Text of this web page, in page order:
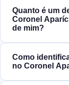
Quanto é um
Coronel
de mim?
Como
no Coronel